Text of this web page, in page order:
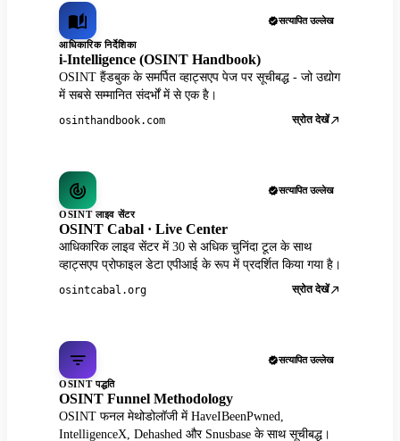
सत्यापित उल्लेख
आधिकारिक निर्देशिका
i-Intelligence (OSINT Handbook)
OSINT हैंडबुक के समर्पित व्हाट्सएप पेज पर सूचीबद्ध - जो उद्योग
में सबसे सम्मानित संदर्भों में से एक है।
osinthandbook.com स्रोत देखें
सत्यापित उल्लेख
OSINT लाइव सेंटर
OSINT Cabal · Live Center
आधिकारिक लाइव सेंटर में 30 से अधिक चुनिंदा टूल के साथ
व्हाट्सएप प्रोफाइल डेटा एपीआई के रूप में प्रदर्शित किया गया है।
osintcabal.org स्रोत देखें
सत्यापित उल्लेख
OSINT पद्धति
OSINT Funnel Methodology
OSINT फनल मेथोडोलॉजी में HaveIBeenPwned,
IntelligenceX, Dehashed और Snusbase के साथ सूचीबद्ध।